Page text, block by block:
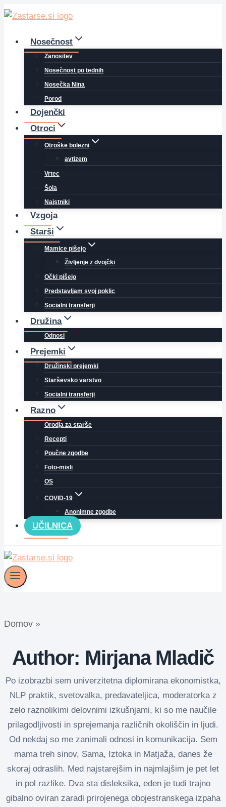
Skip
contentNosečnost
Zanositev
Nosečnost po tednih
Nosečka Nina
Porod
Dojenčki
Otroci
Otroške bolezni
avtizem
Vrtec
Šola
Najstniki
Vzgoja
Starši
Mamice pišejo
Življenje z dvojčki
Očki pišejo
Predstavljam svoj poklic
Socialni transferji
Družina
Odnosi
Prejemki
Družinski prejemki
Starševsko varstvo
Socialni transferji
Razno
Orodja za starše
Recepti
Poučne zgodbe
Foto-misli
OS
COVID-19
Anonimne zgodbe
UČILNICA
Domov »
Author: Mirjana Mladič
Po izobrazbi sem univerzitetna diplomirana ekonomistka,
NLP praktik, svetovalka, predavateljica, moderatorka z
zelo raznolikimi delovnimi izkušnjami, ki so me naučile
prilagodljivosti in sprejemanja različnih okoliščin in ljudi.
Od nekdaj so me zanimali odnosi in komunikacija. Sem
mama treh sinov, Sama, Iztoka in Matjaža, danes že
skoraj odraslih. Med najstarejšim in najmlajšim je pet let
in pol razlike. Dva sta disleksika, eden je tudi trajno
gibalno oviran zaradi prirojenega obojestranskega izpaha